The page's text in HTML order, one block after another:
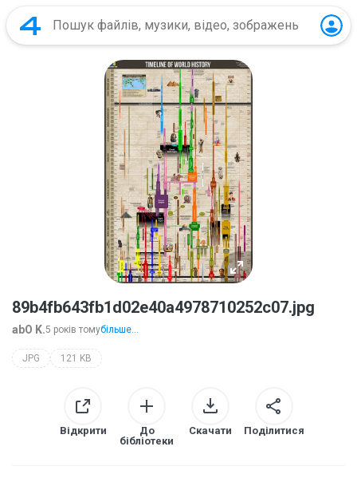
89b4fb643fb1d02e40a4978710252c07.jpg
abO K.5 років томубільше...
JPG 121 KB
Відкрити
До
бібліотеки
Скачати Поділитися